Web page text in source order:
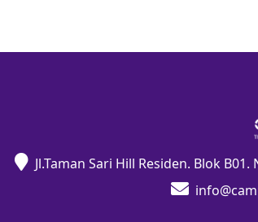
Jl.Taman Sari Hill Residen. Blok